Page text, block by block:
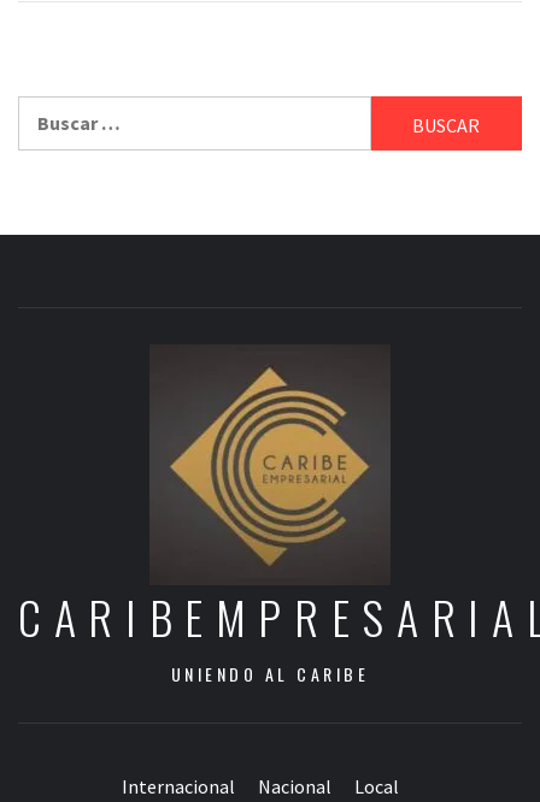
UNIENDO AL CARIBE
Internacional Nacional Local